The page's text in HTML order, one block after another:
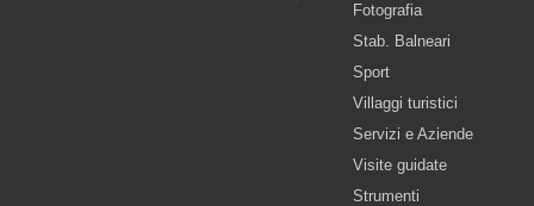
Fotografia
Stab. Balneari
Sport
Villaggi turistici
Servizi e Aziende
Visite guidate
Strumenti